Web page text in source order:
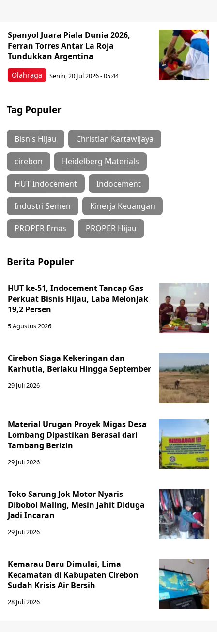
Olahraga
Spanyol Juara Piala Dunia 2026,
Ferran Torres Antar La Roja
Tundukkan Argentina
Senin, 20 Jul 2026 - 05:44
Tag Populer
Bisnis Hijau Christian Kartawijaya
cirebon Heidelberg Materials
HUT Indocement Indocement
Industri Semen Kinerja Keuangan
PROPER Emas PROPER Hijau
Berita Populer
HUT ke-51, Indocement Tancap Gas
Perkuat Bisnis Hijau, Laba Melonjak
19,2 Persen
5 Agustus 2026
Cirebon Siaga Kekeringan dan
Karhutla, Berlaku Hingga September
29 Juli 2026
Material Urugan Proyek Migas Desa
Lombang Dipastikan Berasal dari
Tambang Berizin
29 Juli 2026
Toko Sarung Jok Motor Nyaris
Dibobol Maling, Mesin Jahit Diduga
Jadi Incaran
29 Juli 2026
Kemarau Baru Dimulai, Lima
Kecamatan di Kabupaten Cirebon
Sudah Krisis Air Bersih
28 Juli 2026